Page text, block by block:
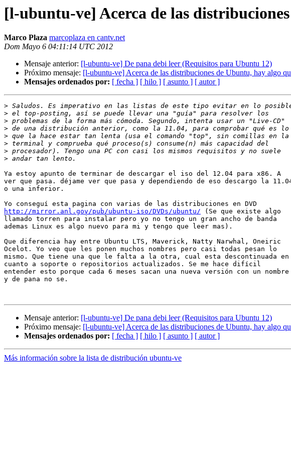
[l-ubuntu-ve] Acerca de las
Marco Plaza marcoplaza en cantv.net
Dom Mayo 6 04:11:14 UTC 2012
Mensaje anterior: [l-ubuntu-ve] De pana debi leer (Requisitos para Ubuntu 12)
Próximo mensaje: [l-ubuntu-ve] Acerca de las distribuciones de Ubuntu, hay algo
Mensajes ordenados por: [ fecha ] [ hilo ] [ asunto ] [ autor ]
>
>
>
>
>
>
>
>
Ya estoy apunto de terminar de descargar el iso del 12.04 para x86. A
ver que pasa. déjame ver que pasa y dependiendo de eso descargo la
o una inferior.
http://mirror.anl.gov/pub/ubuntu-iso/DVDs/ubuntu/ (Se que existe algo
llamado torren para instalar pero yo no tengo un gran ancho de banda
ademas Linux es algo nuevo para mi y tengo que leer mas).
Que diferencia hay entre Ubuntu LTS, Maverick, Natty Narwhal, Oneiric
Ocelot. Yo veo que les ponen muchos nombres pero casi todas pesan lo
mismo. Que tiene una que le falta a la otra, cual esta descontinuada en
cuanto a soporte o repositorios actualizados. Se me hace difícil
entender esto porque cada 6 meses sacan una nueva versión con un nombre
y de pana no se.
Mensaje anterior: [l-ubuntu-ve] De pana debi leer (Requisitos para Ubuntu 12)
Próximo mensaje: [l-ubuntu-ve] Acerca de las distribuciones de Ubuntu, hay algo
Mensajes ordenados por: [ fecha ] [ hilo ] [ asunto ] [ autor ]
Más información sobre la lista de distribución ubuntu-ve